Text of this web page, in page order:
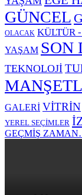
GÜNCEL
OLACAK KÜLTÜR
YAŞAM SON
TEKNOLOJİ
GALERİ VİTRİN
YEREL SEÇİMLER
GEÇMİŞ